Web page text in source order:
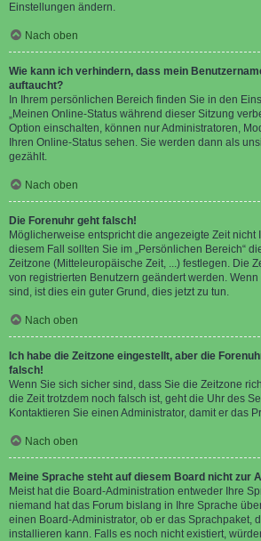
Einstellungen ändern.
Nach oben
Wie kann ich verhindern, dass mein
auftaucht?
In Ihrem persönlichen Bereich finden Sie in den
„Meinen Online-Status während dieser Sitzung
Option einschalten, können nur Administratoren,
Ihren Online-Status sehen. Sie werden dann als
gezählt.
Nach oben
Die Forenuhr geht falsch!
Möglicherweise entspricht die angezeigte Zeit nicht
diesem Fall sollten Sie im „Persönlichen Bereich“
Zeitzone (Mitteleuropäische Zeit, ...) festlegen. Die
von registrierten Benutzern geändert werden.
sind, ist dies ein guter Grund, dies jetzt zu tun.
Nach oben
Ich habe die Zeitzone eingestellt, aber die
falsch!
Wenn Sie sich sicher sind, dass Sie die Zeitzone
die Zeit trotzdem noch falsch ist, geht die Uhr des
Kontaktieren Sie einen Administrator, damit er das
Nach oben
Meine Sprache steht auf diesem Board nicht zur
Meist hat die Board-Administration entweder Ihre
niemand hat das Forum bislang in Ihre Sprache
einen Board-Administrator, ob er das Sprachpaket,
installieren kann. Falls es noch nicht existiert,